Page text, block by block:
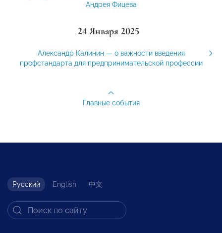
Андрея Фицева
24 Января 2025
Александр Калинин — о важности введения
профстандарта для предпринимательской профессии
Главные события
Русский English 中文